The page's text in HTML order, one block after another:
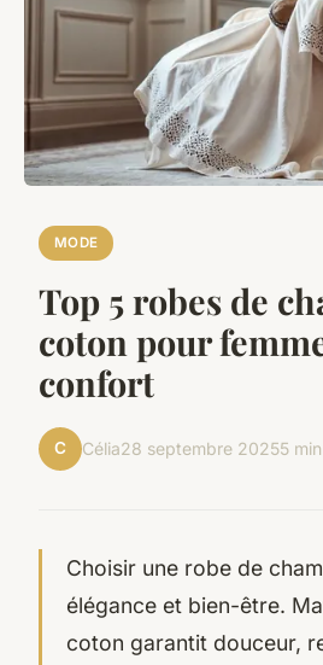
MODE
Top 5 robes de
coton pour
confort
C Célia28 septembre 20255
Choisir une robe de
élégance et bien-être.
coton garantit douceur,